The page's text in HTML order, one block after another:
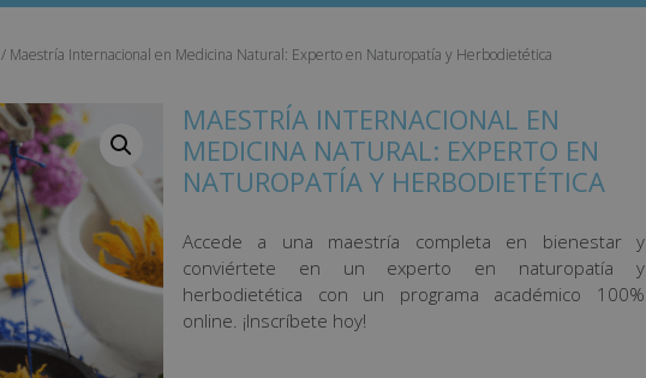
/ Maestría Internacional en Medicina Natural: Experto en Naturopatía y Herbodietética
MAESTRÍA INTERNACIONAL EN
MEDICINA NATURAL: EXPERTO EN
NATUROPATÍA Y HERBODIETÉTICA
Accede a una maestría completa en bienestar y
conviértete en un experto en naturopatía y
herbodietética con un programa académico 100%
online. ¡Inscríbete hoy!